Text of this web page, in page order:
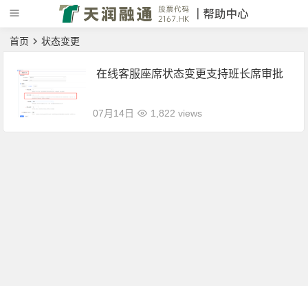
首页 状态变更
在线客服座席状态变更支持班长席审批
07月14日 1,822 views